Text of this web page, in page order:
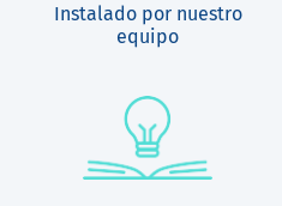
Instalado por nuestro
equipo